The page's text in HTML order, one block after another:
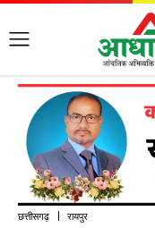
छत्तीसगढ़ रायपुर